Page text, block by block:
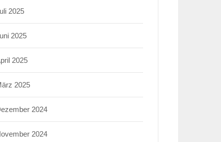
2025
2025
2025
2025
2024
2024